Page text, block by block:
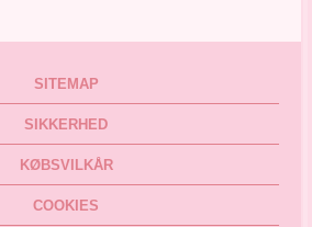
SITEMAP
SIKKERHED
KØBSVILKÅR
COOKIES